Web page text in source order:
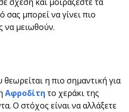
σας μπορεί να γίνει πιο
να μειωθούν.
θεωρείται η πιο σημαντική για
Αφροδίτη το χεράκι της
Ο στόχος είναι να αλλάξετε